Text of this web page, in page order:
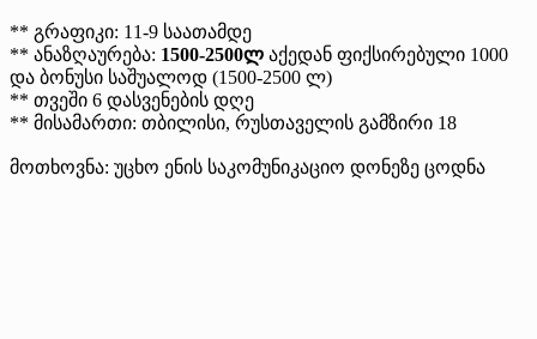
** გრაფიკი: 11-9 საათამდე
** ანაზღაურება: 1500-2500ლ აქედან ფიქსირებული 1000
და ბონუსი საშუალოდ (1500-2500 ლ)
** თვეში 6 დასვენების დღე
** მისამართი: თბილისი, რუსთაველის გამზირი 18
მოთხოვნა: უცხო ენის საკომუნიკაციო დონეზე ცოდნა